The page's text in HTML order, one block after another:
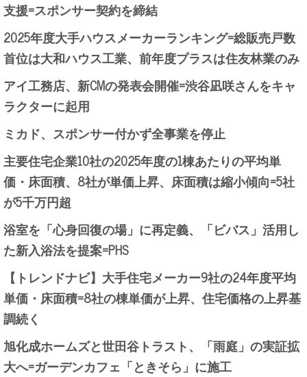
支援=スポンサー契約を締結
2025年度大手ハウスメーカーランキング=総販売戸数
首位は大和ハウス工業、前年度プラスは住友林業のみ
アイ工務店、新CMの発表会開催=渋谷凪咲さんをキャ
ラクターに起用
ミカド、スポンサー付かず全事業を停止
主要住宅企業10社の2025年度の1棟あたりの平均単
価・床面積、8社が単価上昇、床面積は縮小傾向=5社
が5千万円超
浴室を「心身回復の場」に再定義、「ビバス」活用し
た新入浴法を提案=PHS
【トレンドナビ】大手住宅メーカー9社の24年度平均
単価・床面積=8社の棟単価が上昇、住宅価格の上昇基
調続く
旭化成ホームズと世田谷トラスト、「雨庭」の実証拡
大へ=ガーデンカフェ「ときそら」に施工